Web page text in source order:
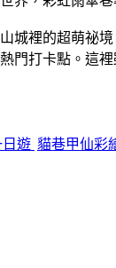
城裡的超萌祕境
門打卡點。這
日遊 貓巷甲仙彩